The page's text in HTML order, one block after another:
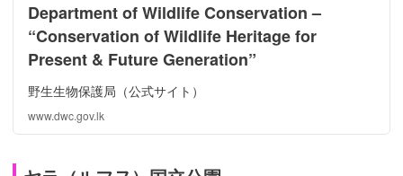
Department of Wildlife Conservation –
“Conservation of Wildlife Heritage for
Present & Future Generation”
野生生物保護局（公式サイト）
www.dwc.gov.lk